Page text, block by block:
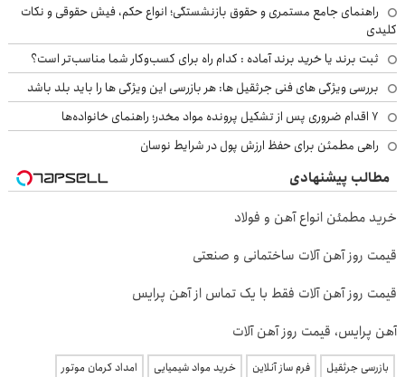
راهنمای جامع مستمری و حقوق بازنشستگی؛ انواع حکم، فیش حقوقی و نکات
کلیدی
ثبت برند یا خرید برند آماده : کدام راه برای کسب‌وکار شما مناسب‌تر است؟
بررسی ویژگی های فنی جرثقیل ها: هر بازرسی این ویژگی ها را باید بلد باشد
۷ اقدام ضروری پس از تشکیل پرونده مواد مخدر؛ راهنمای خانواده‌ها
راهی مطمئن برای حفظ ارزش پول در شرایط نوسان
مطالب پیشنهادی
خرید مطمئن انواع آهن و فولاد
قیمت روز آهن آلات ساختمانی و صنعتی
قیمت روز آهن آلات فقط با یک تماس از آهن پرایس
آهن پرایس، قیمت روز آهن آلات
بازرسی جرثقیل فرم ساز آنلاین خرید مواد شیمیایی
امداد کرمان موتور